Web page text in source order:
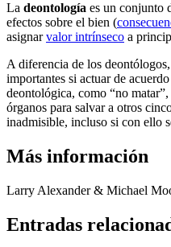
La deontología es un conjunto
efectos sobre el bien (
asignarvalor intrínseco a
A diferencia de los
importantes si actuar de
deontológica, como “no
órganos para salvar a otros
inadmisible, incluso si con ello
Más información
Larry Alexander & Michael
Entradas